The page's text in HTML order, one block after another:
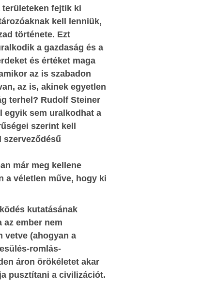
a
a 19.
év alatt
az
belga-
10-12
kell
a
terheli
vált
követő
vezetőit és tagjait. Látogatásuk célja,
lediktálják nekik – nyilvánvalóan a
háttérhatalom érdekei szerint –, hogy mit
hogyan tegyenek, és azok végre is hajtják
Európa szétrombolását szolgáló
Az már tényleg az absurditás komikus
tartozik, hogy ezek az igazi komprádor
figurák (jó pénzért?) mindezt arra
teszik, hogy „veszélybe kerültek az
értékek”. Tehát azok, akik Európa
szolgálják, az „európai értékek
feljelentést tesz az áldozatai ellen, hogy
védekezni mertek.
Az egész abszurd jelenség mögött a
európai népek mély morális válsága áll.
nem tudnak megküzdeni dilemmáikkal.
szélsőségektől félnek, a német társadalmat
a rossz történelmi lelkiismeret, s
alternatívák hiányában, ahelyett, hogy
tehetségtelen, politikai értelemben
területeken fejtik ki
kell lenniük,
története. Ezt
a gazdaság és a
és értéket maga
az is szabadon
az is, akinek egyetlen
terhel? Rudolf Steiner
egyik sem uralkodhat a
szerint kell
szerveződésű
már meg kellene
a véletlen műve, hogy ki
kutatásának
az ember nem
vetve (ahogyan a
romlás-
áron örökéletet akar
pusztítani a civilizációt.